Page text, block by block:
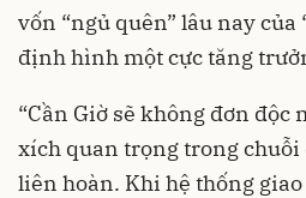
vốn “ngủ quên” lâu nay của
định hình một cực tăng
“Cần Giờ sẽ không đơn độc
xích quan trọng trong
liên hoàn. Khi hệ thống